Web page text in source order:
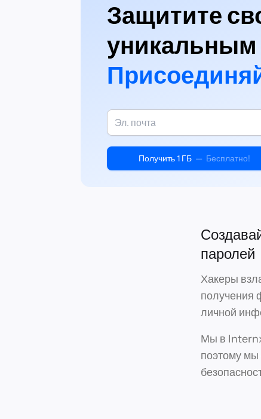
Защитите
уникальным
Получить 1 ГБ — Бесплатно!
паролей
Хакеры
получения
личной
Мы в
поэтому мы